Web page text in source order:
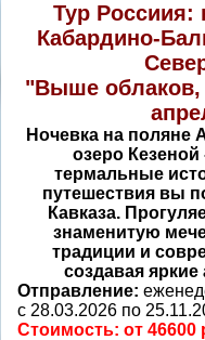
Тур Россиия:
Кабардино-
"Выше облаков,
Ночевка на поляне
озеро
термальные
путешествия вы
Кавказа.
знаменитую
традиции и
создавая
Отправление:
с 28.03.2026 по
Стоимость: от 46600